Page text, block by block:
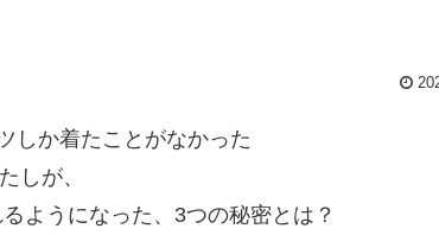
しか着たことがなかった
しが、
ようになった、3つの秘密とは？